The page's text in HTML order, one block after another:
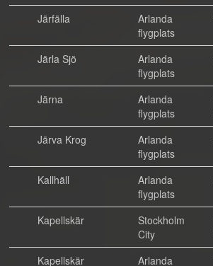
Järfälla
Arlanda
flygplats
Järla Sjö
Arlanda
flygplats
Järna
Arlanda
flygplats
Järva Krog
Arlanda
flygplats
Kallhäll
Arlanda
flygplats
Kapellskär
Stockholm
City
Kapellskär
Arlanda